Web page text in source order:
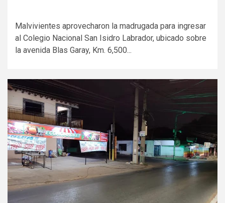
Malvivientes aprovecharon la madrugada para ingresar
al Colegio Nacional San Isidro Labrador, ubicado sobre
la avenida Blas Garay, Km. 6,500...